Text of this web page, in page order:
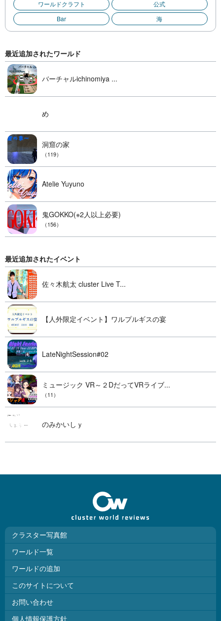
ワールドクラフト
公式
Bar
海
最近追加されたワールド
バーチャルichinomiya ...
め
洞窟の家
（119）
Atelie Yuyuno
鬼GOKKO(※2人以上必要)
（156）
最近追加されたイベント
佐々木航太 cluster Live T...
【人外限定イベント】ワルプルギスの宴
LateNightSession#02
ミュージック VR～２DだってVRライブ...
（11）
のみかいしｙ
クラスター写真館
ワールド一覧
ワールドの追加
このサイトについて
お問い合わせ
個人情報保護方針